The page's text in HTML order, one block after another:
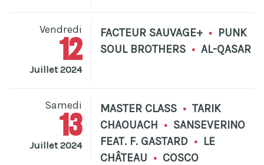
Vendredi
12
Juillet 2024
FACTEUR SAUVAGE+ • PUNK
SOUL BROTHERS • AL-QASAR
Samedi
13
Juillet 2024
MASTER CLASS • TARIK
CHAOUACH • SANSEVERINO
FEAT. F. GASTARD • LE
CHÂTEAU • COSCO